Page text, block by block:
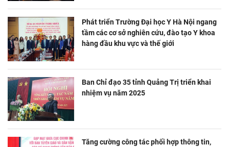
Phát triển Trường Đại học Y Hà Nội ngang
tầm các cơ sở nghiên cứu, đào tạo Y khoa
hàng đầu khu vực và thế giới
Ban Chỉ đạo 35 tỉnh Quảng Trị triển khai
nhiệm vụ năm 2025
Tăng cường công tác phối hợp thông tin,